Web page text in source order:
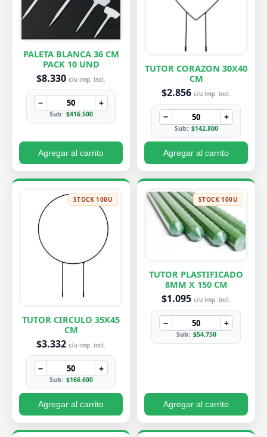
PALETA BLANCA 36 CM
PACK 10 UND
$8.330 c/u imp. incl.
− +
Sub: $416.500
Agregar al carrito
TUTOR CORAZON 30X40
CM
$2.856 c/u imp. incl.
− +
Sub: $142.800
Agregar al carrito
STOCK 100U
TUTOR CIRCULO 35X45
CM
$3.332 c/u imp. incl.
− +
Sub: $166.600
Agregar al carrito
STOCK 100U
TUTOR PLASTIFICADO
8MM X 150 CM
$1.095 c/u imp. incl.
− +
Sub: $54.750
Agregar al carrito